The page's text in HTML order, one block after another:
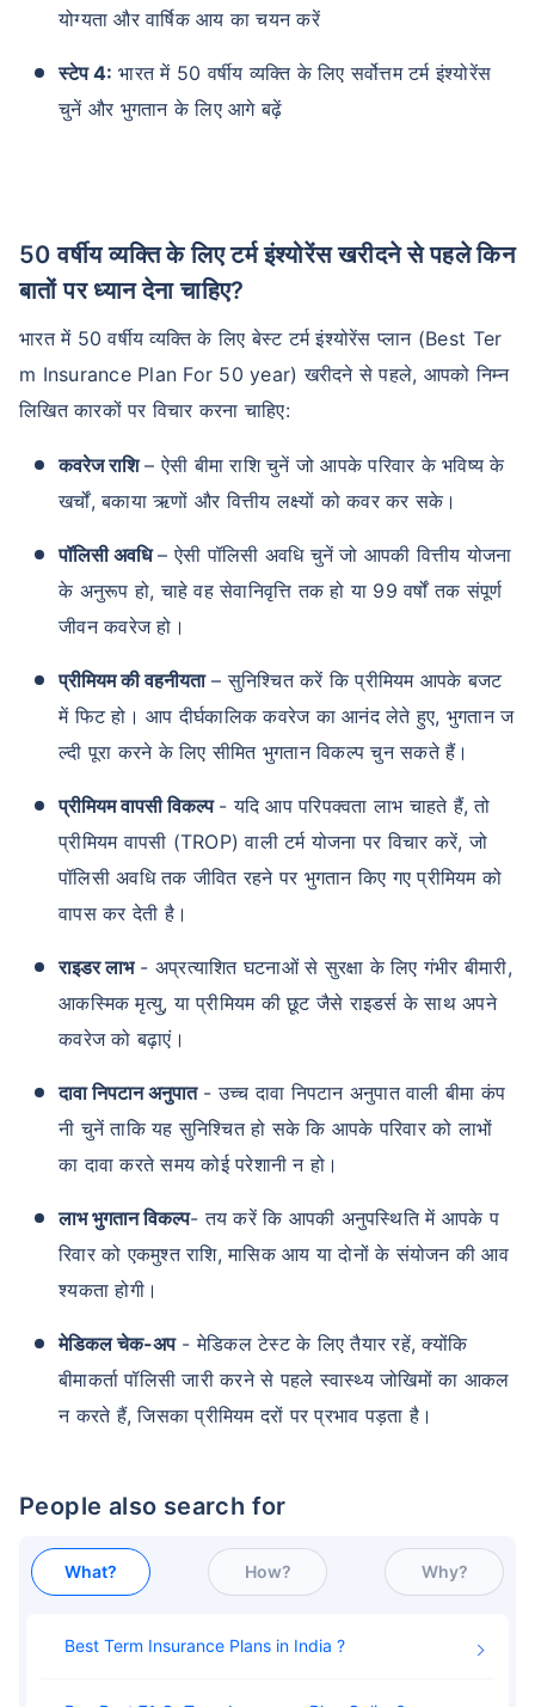
योग्यता और वार्षिक आय का चयन करें
स्टेप 4: भारत में 50 वर्षीय व्यक्ति के लिए सर्वोत्तम टर्म इंश्योरेंस
चुनें और भुगतान के लिए आगे बढ़ें
50 वर्षीय व्यक्ति के लिए टर्म इंश्योरेंस खरीदने से पहले किन
बातों पर ध्यान देना चाहिए?
भारत में 50 वर्षीय व्यक्ति के लिए बेस्ट टर्म इंश्योरेंस प्लान (Best Ter
m Insurance Plan For 50 year) खरीदने से पहले, आपको निम्न
लिखित कारकों पर विचार करना चाहिए:
कवरेज राशि– ऐसी बीमा राशि चुनें जो आपके परिवार के भविष्य के
खर्चों, बकाया ऋणों और वित्तीय लक्ष्यों को कवर कर सके।
पॉलिसी अवधि– ऐसी पॉलिसी अवधि चुनें जो आपकी वित्तीय योजना
के अनुरूप हो, चाहे वह सेवानिवृत्ति तक हो या 99 वर्षों तक संपूर्ण
जीवन कवरेज हो।
प्रीमियम की वहनीयता– सुनिश्चित करें कि प्रीमियम आपके बजट
में फिट हो। आप दीर्घकालिक कवरेज का आनंद लेते हुए, भुगतान ज
ल्दी पूरा करने के लिए सीमित भुगतान विकल्प चुन सकते हैं।
प्रीमियम वापसी विकल्प - यदि आप परिपक्वता लाभ चाहते हैं, तो
प्रीमियम वापसी (TROP) वाली टर्म योजना पर विचार करें, जो
पॉलिसी अवधि तक जीवित रहने पर भुगतान किए गए प्रीमियम को
वापस कर देती है।
राइडर लाभ- अप्रत्याशित घटनाओं से सुरक्षा के लिए गंभीर बीमारी,
आकस्मिक मृत्यु, या प्रीमियम की छूट जैसे राइडर्स के साथ अपने
कवरेज को बढ़ाएं।
दावा निपटान अनुपात- उच्च दावा निपटान अनुपात वाली बीमा कंप
नी चुनें ताकि यह सुनिश्चित हो सके कि आपके परिवार को लाभों
का दावा करते समय कोई परेशानी न हो।
लाभ भुगतान विकल्प- तय करें कि आपकी अनुपस्थिति में आपके प
रिवार को एकमुश्त राशि, मासिक आय या दोनों के संयोजन की आव
श्यकता होगी।
मेडिकल चेक-अप- मेडिकल टेस्ट के लिए तैयार रहें, क्योंकि
बीमाकर्ता पॉलिसी जारी करने से पहले स्वास्थ्य जोखिमों का आकल
न करते हैं, जिसका प्रीमियम दरों पर प्रभाव पड़ता है।
People also search for
What? How? Why?
Best Term Insurance Plans in India